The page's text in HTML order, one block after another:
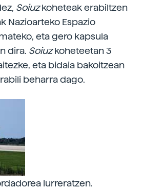
Soiuzkoheteak erabiltzen
Nazioarteko Espazio
eta gero kapsula
dira. Soiuzkoheteetan 3
eta bidaia bakoitzean
beharra dago.
lurreratzen.